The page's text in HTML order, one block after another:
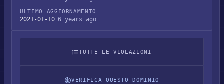
ULTIMO AGGIORNAMENTO
2021-01-10 6 years ago
TUTTE LE VIOLAZIONI
VERIFICA QUESTO DOMINIO